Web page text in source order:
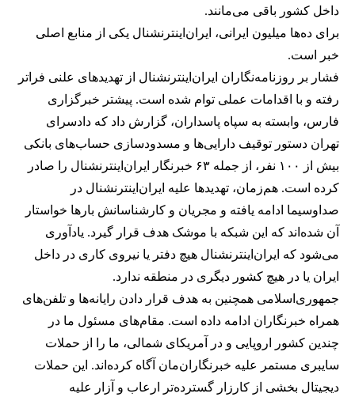
داخل کشور باقی می‌مانند.
برای ده‌ها میلیون ایرانی، ایران‌اینترنشنال یکی از منابع اصلی
خبر است.
فشار بر روزنامه‌نگاران ایران‌اینترنشنال از تهدیدهای علنی فراتر
رفته و با اقدامات عملی توام شده است. پیشتر خبرگزاری
فارس، وابسته به سپاه پاسداران، گزارش داد که دادسرای
تهران دستور توقیف دارایی‌ها و مسدودسازی حساب‌های بانکی
بیش از ۱۰۰ نفر، از جمله ۶۳ خبرنگار ایران‌اینترنشنال را صادر
کرده است. هم‌زمان، تهدیدها علیه ایران‌اینترنشنال در
صداوسیما ادامه یافته و مجریان و کارشناسانش بارها خواستار
آن شده‌اند که این شبکه با موشک هدف قرار گیرد. یادآوری
می‌شود که ایران‌اینترنشنال هیچ دفتر یا نیروی کاری در داخل
ایران یا در هیچ کشور دیگری در منطقه ندارد.
جمهوری‌اسلامی همچنین به هدف قرار دادن رایانه‌ها و تلفن‌های
همراه خبرنگاران ادامه داده است. مقام‌های مسئول ما در
چندین کشور اروپایی و در آمریکای شمالی، ما را از حملات
سایبری مستمر علیه خبرنگاران‌مان آگاه کرده‌اند. این حملات
دیجیتال بخشی از کارزار گسترده‌تر ارعاب و آزار علیه